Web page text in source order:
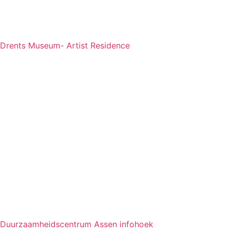
Drents Museum- Artist Residence
Duurzaamheidscentrum Assen infohoek